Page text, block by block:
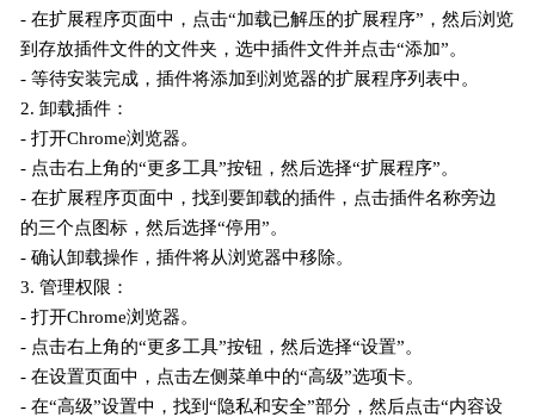
- 在扩展程序页面中，点击“加载已解压的扩展程序”，然后浏览
到存放插件文件的文件夹，选中插件文件并点击“添加”。
- 等待安装完成，插件将添加到浏览器的扩展程序列表中。
2. 卸载插件：
- 打开Chrome浏览器。
- 点击右上角的“更多工具”按钮，然后选择“扩展程序”。
- 在扩展程序页面中，找到要卸载的插件，点击插件名称旁边
的三个点图标，然后选择“停用”。
- 确认卸载操作，插件将从浏览器中移除。
3. 管理权限：
- 打开Chrome浏览器。
- 点击右上角的“更多工具”按钮，然后选择“设置”。
- 在设置页面中，点击左侧菜单中的“高级”选项卡。
- 在“高级”设置中，找到“隐私和安全”部分，然后点击“内容设